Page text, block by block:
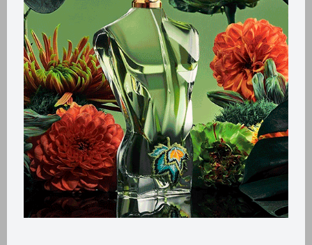
Métodos y costos de envío
Retiros gratuitos en tiendas
Productos que te pueden interesar